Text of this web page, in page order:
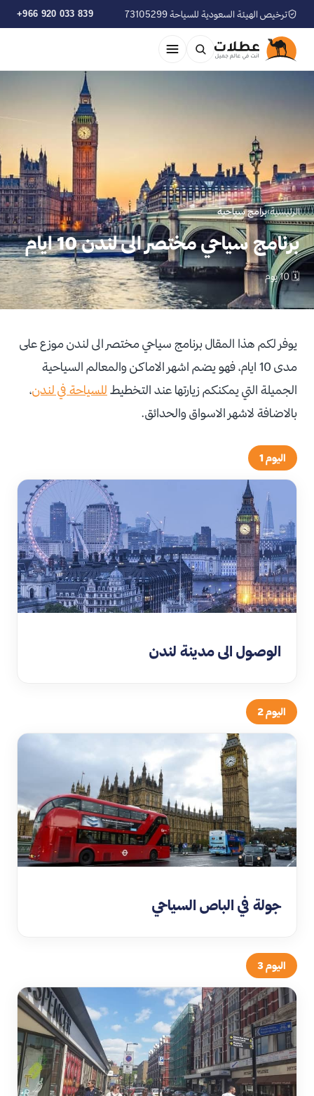
ترخيص الهيئة السعودية للسياحة 73105299 +966 920 033 839
الرئيسية›برامج سياحية
برنامج سياحي مختصر الى لندن 10 ايام
🗓 10 يوم
يوفر لكم هذا المقال برنامج سياحي مختصر الى لندن موزع على
مدى 10 ايام، فهو يضم اشهر الاماكن والمعالم السياحية
الجميلة التي يمكنكم زيارتها عند التخطيط للسياحة في لندن،
بالاضافة لاشهر الاسواق والحدائق.
اليوم 1
الوصول الى مدينة لندن
اليوم 2
جولة في الباص السياحي
اليوم 3